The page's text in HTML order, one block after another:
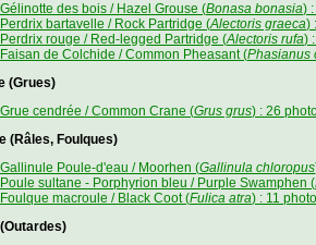
Gélinotte des bois / Hazel Grouse (Bonasa bonasia)
Perdrix bartavelle / Rock Partridge (Alectoris graeca)
Perdrix rouge / Red-legged Partridge (Alectoris rufa)
Faisan de Colchide / Common Pheasant (Phasianus
(Grues)
Grue cendrée / Common Crane (Grus grus) : 26
(Râles, Foulques)
Gallinule Poule-d'eau / Moorhen (Gallinula chloropus
Poule sultane - Porphyrion bleu / Purple Swamphen (
Foulque macroule / Black Coot (Fulica atra) : 11